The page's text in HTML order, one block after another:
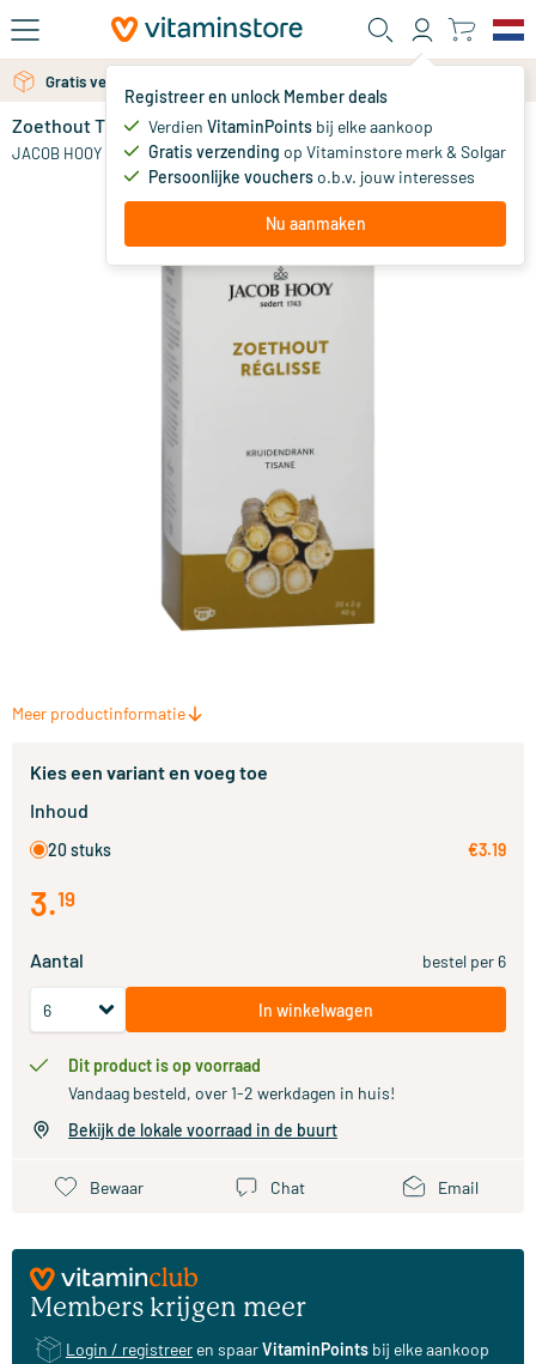
Ga naar de hoofdinhoud
Registreer en unlock Member deals
Verdien VitaminPoints bij elke aankoop
Gratis verzending op Vitaminstore merk & Solgar
Persoonlijke voucherso.b.v. jouw interesses
Nu aanmaken
Gratis verzending vanaf 25 euro
Gratis persoonlijk advies via chat of email
Zoethout Thee
JACOB HOOY 3
Meer productinformatie
Kies een variant en voeg toe
Inhoud
20 stuks €3.19
3.19
Aantal bestel per 6
In winkelwagen
Dit product is op voorraad
Vandaag besteld, over 1-2 werkdagen in huis!
Bekijk de lokale voorraad in de buurt
Bewaar Chat Email
Members krijgen meer
Login / registreer en spaarVitaminPoints bij elke aankoop